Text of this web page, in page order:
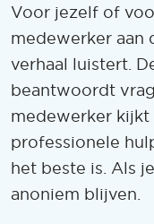
Voor jezelf of
medewerker aan
verhaal luistert.
beantwoordt
medewerker
professionele
het beste is. Als
anoniem blijven.